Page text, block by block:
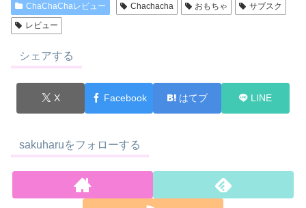
ChaChaChaレビュー Chachacha おもちゃ
サブスク
レビュー
シェアする
X Facebook はてブ LINE
sakuharuをフォローする